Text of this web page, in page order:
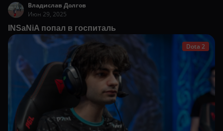
Владислав Долгов
Июн 29, 2025
INSaNiA попал в госпиталь
Dota 2